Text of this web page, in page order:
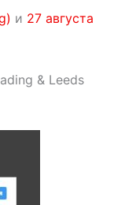
и 27 августа
& Leeds